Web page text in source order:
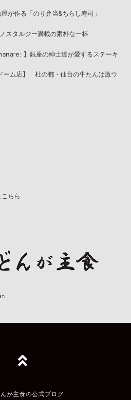
が作る「のり弁当&ちらし寿司」
スタルジー満載の素朴な一杯
】銀座の紳士達が愛するステーキ
ーム店】 杜の都・仙台の牛たんは激ウ
ちら
TOPへ
が主食の公式ブログ